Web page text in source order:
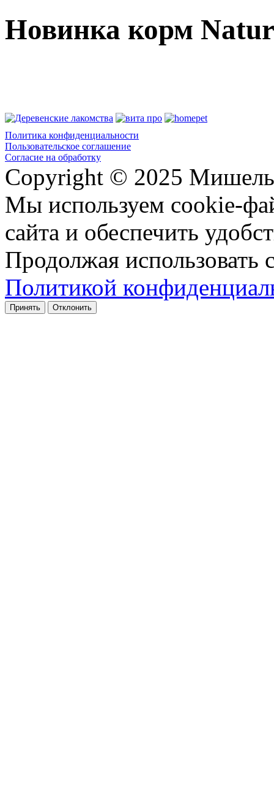
Новинка корм
Политика конфиденциальности
Пользовательское соглашение
Согласие на обработку
Copyright © 2025
Мы используем cookie-
сайта и обеспечить
Продолжая использовать
Политикой
Принять Отклонить